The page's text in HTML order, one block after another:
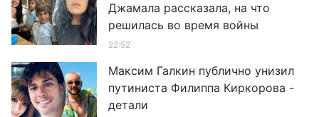
Джамала рассказала, на что
решилась во время войны
22:52
Максим Галкин публично унизил
путиниста Филиппа Киркорова -
детали